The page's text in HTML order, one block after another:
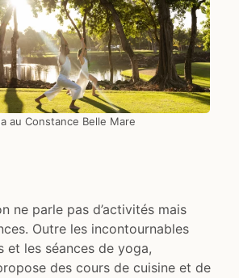
au Constance Belle Mare
ne parle pas d’activités mais
Outre les incontournables
et les séances de yoga,
des cours de cuisine et de